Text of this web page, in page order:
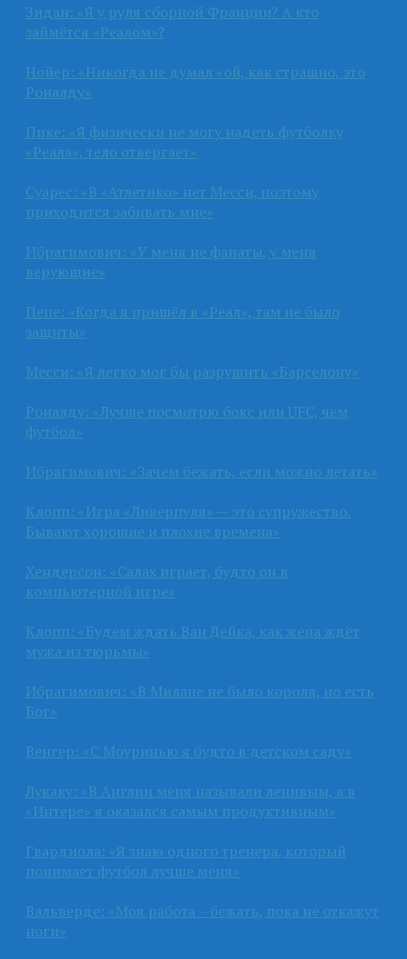
Зидан: «Я у руля сборной Франции? А кто
займётся «Реалом»?
Нойер: «Никогда не думал «ой, как страшно, это
Роналду»
Пике: «Я физически не могу надеть футболку
«Реала», тело отвергает»
Суарес: «В «Атлетико» нет Месси, поэтому
приходится забивать мне»
Ибрагимович: «У меня не фанаты, у меня
верующие»
Пепе: «Когда я пришёл в «Реал», там не было
защиты»
Месси: «Я легко мог бы разрушить «Барселону»
Роналду: «Лучше посмотрю бокс или UFC, чем
футбол»
Ибрагимович: «Зачем бежать, если можно летать»
Клопп: «Игра «Ливерпуля» — это супружество.
Бывают хорошие и плохие времена»
Хендерсон: «Салах играет, будто он в
компьютерной игре»
Клопп: «Будем ждать Ван Дейка, как жена ждёт
мужа из тюрьмы»
Ибрагимович: «В Милане не было короля, но есть
Бог»
Венгер: «С Моуринью я будто в детском саду»
Лукаку: «В Англии меня называли ленивым, а в
«Интере» я оказался самым продуктивным»
Гвардиола: «Я знаю одного тренера, который
понимает футбол лучше меня»
Вальверде: «Моя работа – бежать, пока не откажут
ноги»